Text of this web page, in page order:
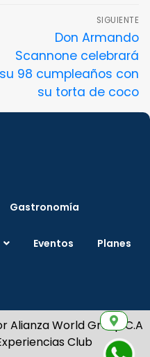
SIGUIENTE
Don Armando
Scannone celebrará
su 98 cumpleaños con
su torta de coco
Gastronomía
Eventos Planes
Alianza World Group C.A
Club